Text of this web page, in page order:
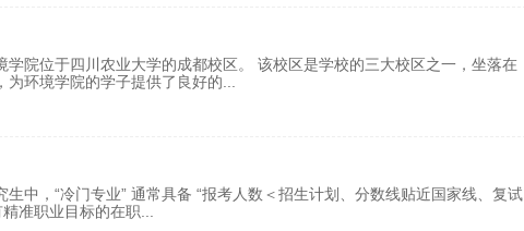
院位于四川农业大学的成都校区。 该校区是学校的三大校区之一，坐落在
为环境学院的学子提供了良好的
，“冷门专业” 通常具备 “报考人数＜招生计划、分数线贴近国家线、复试
准职业目标的在职